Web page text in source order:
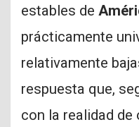
estables de
prácticamente
relativamente
respuesta que,
con la realidad